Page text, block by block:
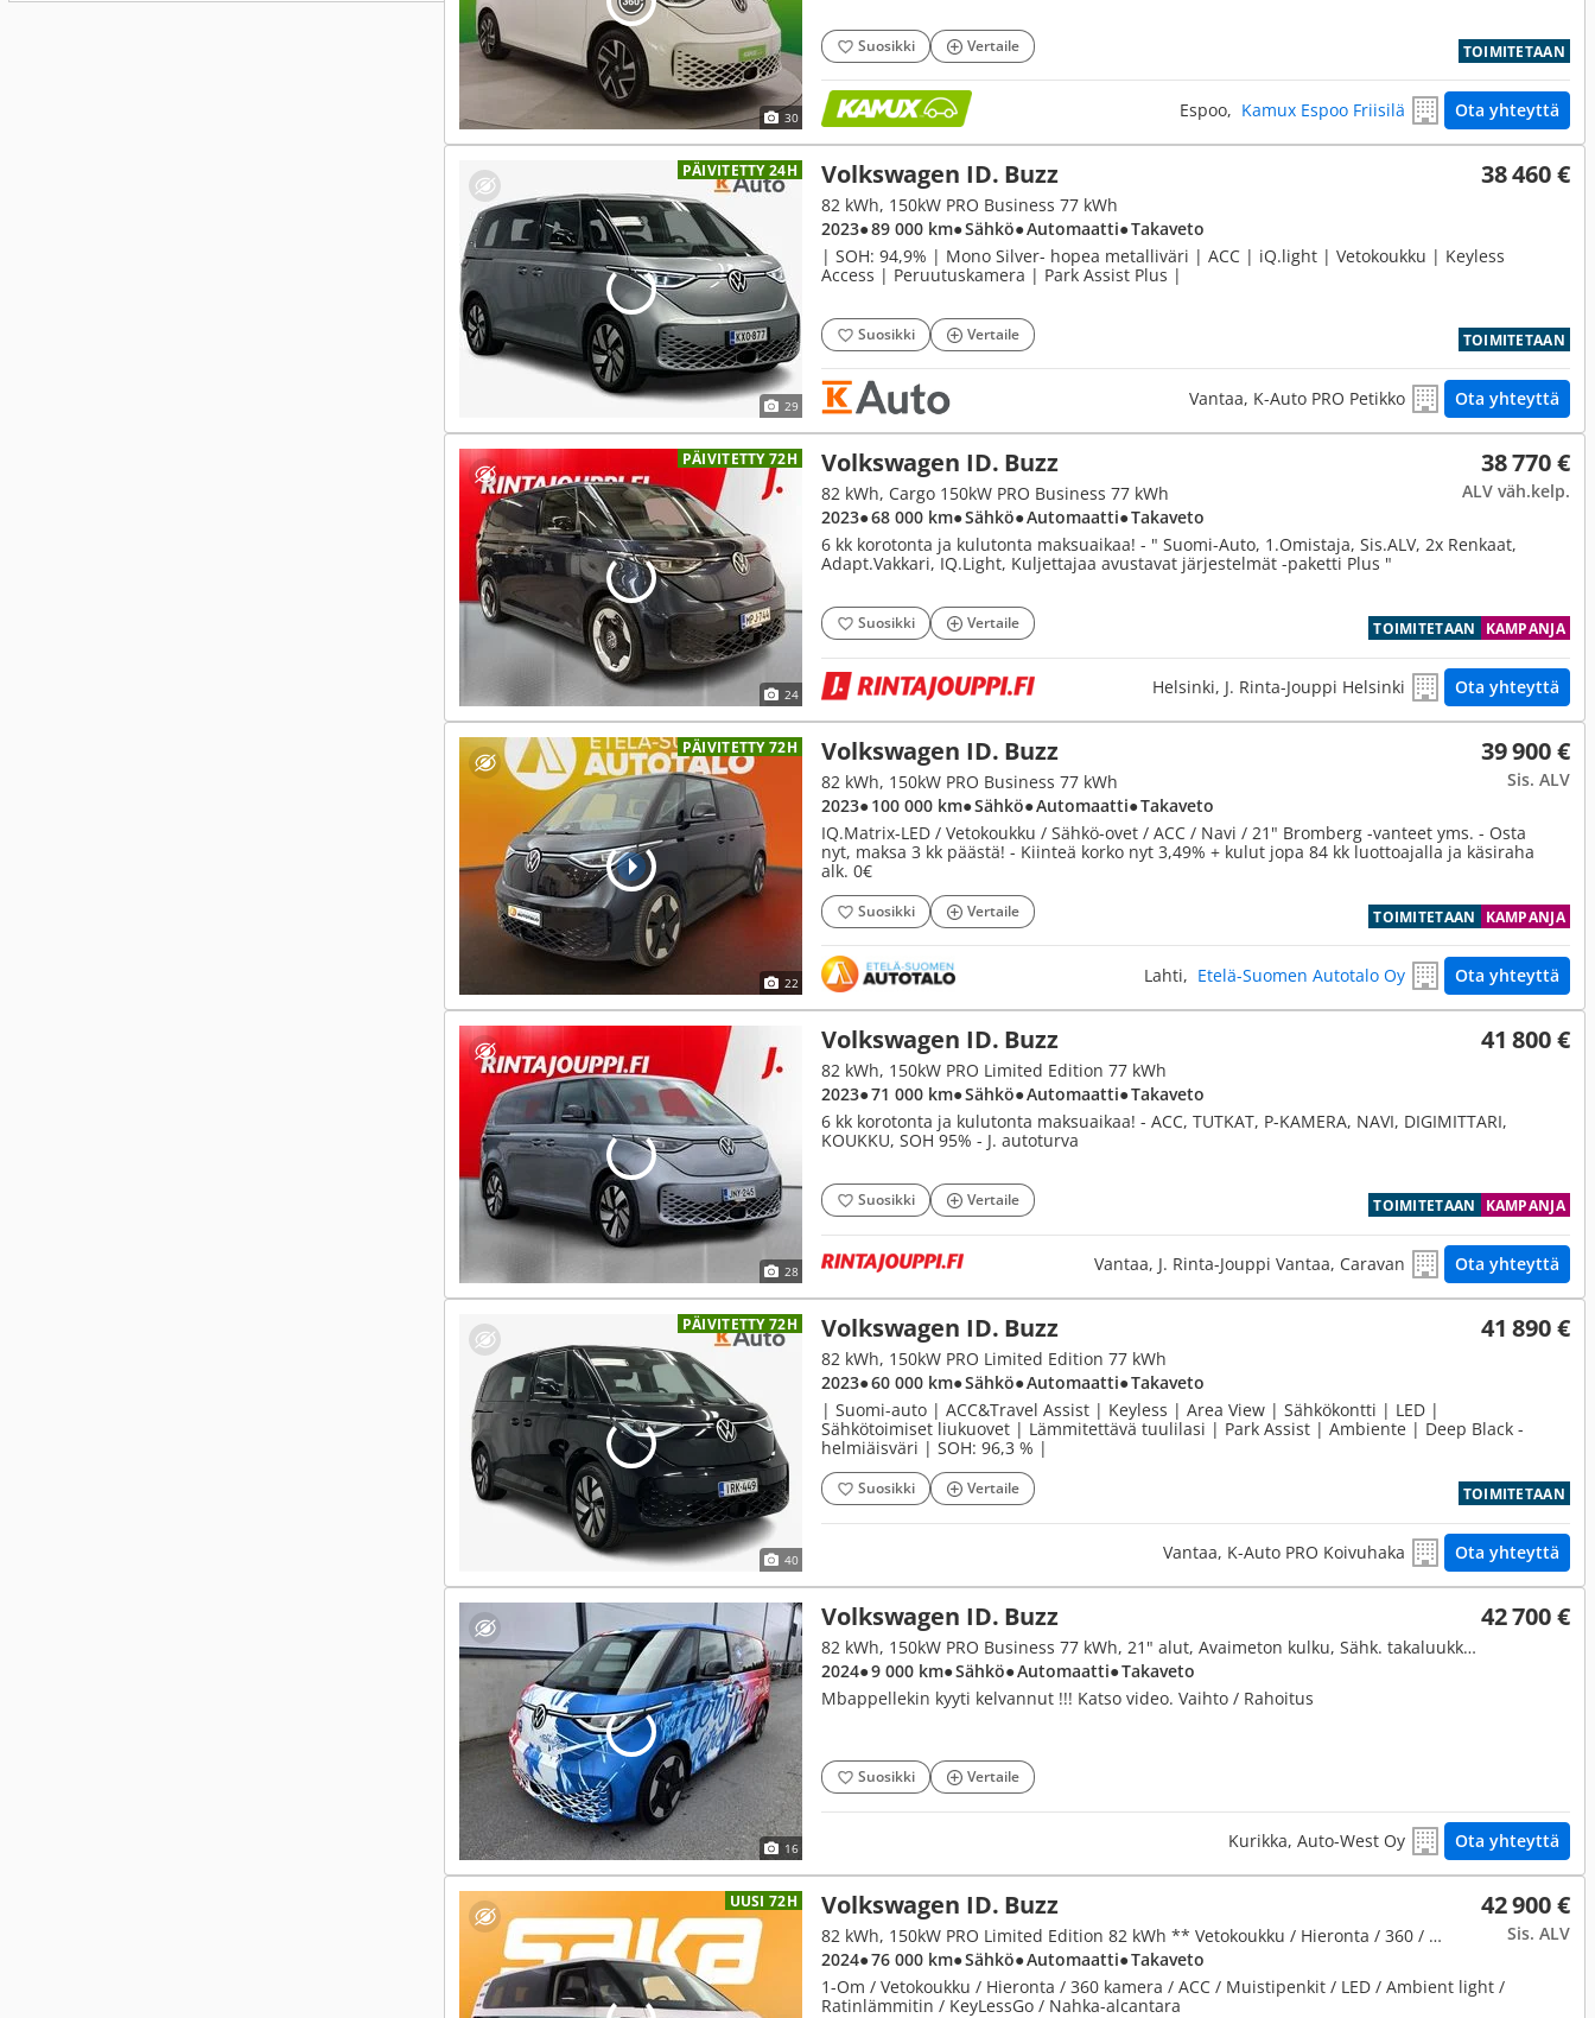
30
TOIMITETAAN
Suosikki Vertaile
Espoo, Kamux Espoo Friisilä Ota yhteyttä
PÄIVITETTY 24H
29
Volkswagen ID. Buzz 38 460 €
TOIMITETAAN
82 kWh, 150kW PRO Business 77 kWh
2023● 89 000 km● Sähkö● Automaatti● Takaveto
| SOH: 94,9% | Mono Silver- hopea metalliväri | ACC | iQ.light | Vetokoukku | Keyless
Access | Peruutuskamera | Park Assist Plus |
Suosikki Vertaile
Vantaa, K-Auto PRO Petikko Ota yhteyttä
PÄIVITETTY 72H
24
Volkswagen ID. Buzz 38 770 €
ALV väh.kelp.
TOIMITETAAN KAMPANJA
82 kWh, Cargo 150kW PRO Business 77 kWh
2023● 68 000 km● Sähkö● Automaatti● Takaveto
6 kk korotonta ja kulutonta maksuaikaa! - " Suomi-Auto, 1.Omistaja, Sis.ALV, 2x Renkaat,
Adapt.Vakkari, IQ.Light, Kuljettajaa avustavat järjestelmät -paketti Plus "
Suosikki Vertaile
Helsinki, J. Rinta-Jouppi Helsinki Ota yhteyttä
PÄIVITETTY 72H
22
Volkswagen ID. Buzz 39 900 €
Sis. ALV
TOIMITETAAN KAMPANJA
82 kWh, 150kW PRO Business 77 kWh
2023● 100 000 km● Sähkö● Automaatti● Takaveto
IQ.Matrix-LED / Vetokoukku / Sähkö-ovet / ACC / Navi / 21" Bromberg -vanteet yms. - Osta
nyt, maksa 3 kk päästä! - Kiinteä korko nyt 3,49% + kulut jopa 84 kk luottoajalla ja käsiraha
alk. 0€
Suosikki Vertaile
Lahti, Etelä-Suomen Autotalo Oy Ota yhteyttä
28
Volkswagen ID. Buzz 41 800 €
TOIMITETAAN KAMPANJA
82 kWh, 150kW PRO Limited Edition 77 kWh
2023● 71 000 km● Sähkö● Automaatti● Takaveto
6 kk korotonta ja kulutonta maksuaikaa! - ACC, TUTKAT, P-KAMERA, NAVI, DIGIMITTARI,
KOUKKU, SOH 95% - J. autoturva
Suosikki Vertaile
Vantaa, J. Rinta-Jouppi Vantaa, Caravan Ota yhteyttä
PÄIVITETTY 72H
40
Volkswagen ID. Buzz 41 890 €
TOIMITETAAN
82 kWh, 150kW PRO Limited Edition 77 kWh
2023● 60 000 km● Sähkö● Automaatti● Takaveto
| Suomi-auto | ACC&Travel Assist | Keyless | Area View | Sähkökontti | LED |
Sähkötoimiset liukuovet | Lämmitettävä tuulilasi | Park Assist | Ambiente | Deep Black -
helmiäisväri | SOH: 96,3 % |
Suosikki Vertaile
Vantaa, K-Auto PRO Koivuhaka Ota yhteyttä
16
Volkswagen ID. Buzz 42 700 €
82 kWh, 150kW PRO Business 77 kWh, 21" alut, Avaimeton kulku, Sähk. takaluukku, Vain 9.000 km ajettu !
2024● 9 000 km● Sähkö● Automaatti● Takaveto
Mbappellekin kyyti kelvannut !!! Katso video. Vaihto / Rahoitus
Suosikki Vertaile
Kurikka, Auto-West Oy Ota yhteyttä
UUSI 72H Volkswagen ID. Buzz 42 900 €
Sis. ALV
82 kWh, 150kW PRO Limited Edition 82 kWh ** Vetokoukku / Hieronta / 360 / ACC / Muistipenkit / LED / Ambient light /
2024● 76 000 km● Sähkö● Automaatti● Takaveto
1-Om / Vetokoukku / Hieronta / 360 kamera / ACC / Muistipenkit / LED / Ambient light /
Ratinlämmitin / KeyLessGo / Nahka-alcantara